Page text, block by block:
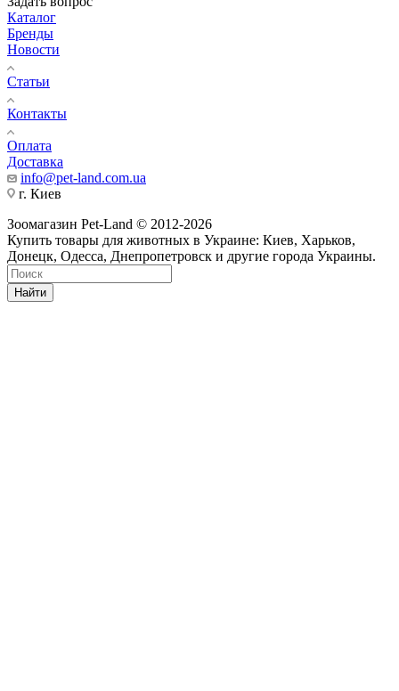
Каталог
Бренды
Новости
Статьи
Контакты
Оплата
Доставка
info@pet-land.com.ua
г. Киев
Зоомагазин Pet-Land © 2012-2026
Купить товары для животных в Украине: Киев, Харьков,
Донецк, Одесса, Днепропетровск и другие города Украины.
Найти